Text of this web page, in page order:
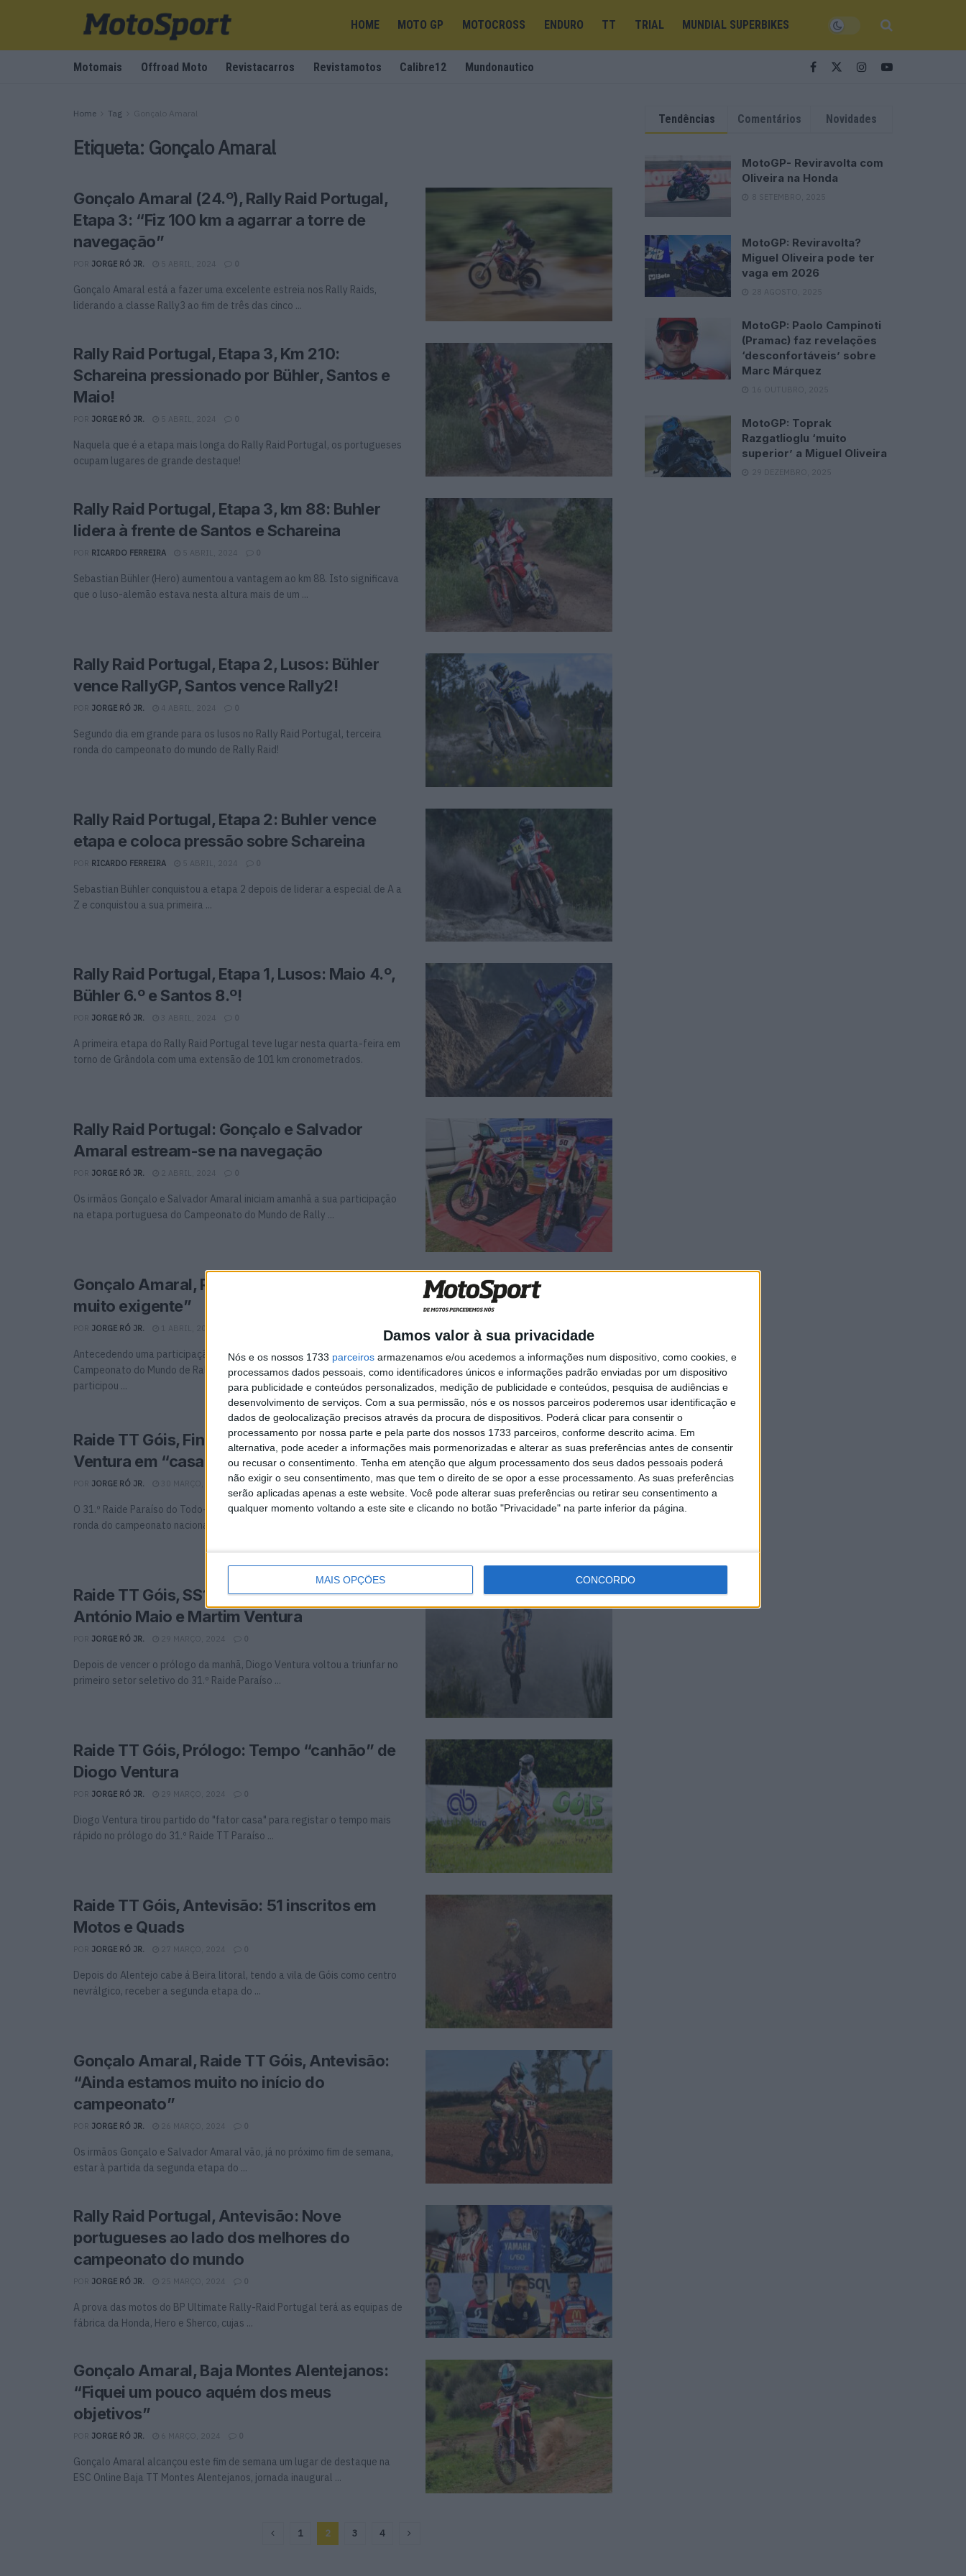
Damos valor à sua privacidade
Nós e os nossos 1733 parceiros armazenamos e/ou acedemos a informações num dispositivo, como cookies, e
processamos dados pessoais, como identificadores únicos e informações padrão enviadas por um dispositivo
para publicidade e conteúdos personalizados, medição de publicidade e conteúdos, pesquisa de audiências e
desenvolvimento de serviços. Com a sua permissão, nós e os nossos parceiros poderemos usar identificação e
dados de geolocalização precisos através da procura de dispositivos. Poderá clicar para consentir o
processamento por nossa parte e pela parte dos nossos 1733 parceiros, conforme descrito acima. Em
alternativa, pode aceder a informações mais pormenorizadas e alterar as suas preferências antes de consentir
ou recusar o consentimento. Tenha em atenção que algum processamento dos seus dados pessoais poderá
não exigir o seu consentimento, mas que tem o direito de se opor a esse processamento. As suas preferências
serão aplicadas apenas a este website. Você pode alterar suas preferências ou retirar seu consentimento a
qualquer momento voltando a este site e clicando no botão "Privacidade" na parte inferior da página.
MAIS OPÇÕES CONCORDO
HOME MOTO GP MOTOCROSS ENDURO TT TRIAL MUNDIAL SUPERBIKES
Motomais Offroad Moto Revistacarros Revistamotos Calibre12 Mundonautico
Home Tag Gonçalo Amaral
Etiqueta: Gonçalo Amaral
Gonçalo Amaral (24.º), Rally Raid Portugal,
Etapa 3: “Fiz 100 km a agarrar a torre de
navegação”
JORGE RÓ JR. 5 ABRIL, 2024 0
Gonçalo Amaral está a fazer uma excelente estreia nos Rally Raids,
liderando a classe Rally3 ao fim de três das cinco ...
Rally Raid Portugal, Etapa 3, Km 210:
Schareina pressionado por Bühler, Santos e
Maio!
JORGE RÓ JR. 5 ABRIL, 2024 0
Naquela que é a etapa mais longa do Rally Raid Portugal, os portugueses
ocupam lugares de grande destaque!
Rally Raid Portugal, Etapa 3, km 88: Buhler
lidera à frente de Santos e Schareina
RICARDO FERREIRA 5 ABRIL, 2024 0
Sebastian Bühler (Hero) aumentou a vantagem ao km 88. Isto significava
que o luso-alemão estava nesta altura mais de um ...
Rally Raid Portugal, Etapa 2, Lusos: Bühler
vence RallyGP, Santos vence Rally2!
JORGE RÓ JR. 4 ABRIL, 2024 0
Segundo dia em grande para os lusos no Rally Raid Portugal, terceira
ronda do campeonato do mundo de Rally Raid!
Rally Raid Portugal, Etapa 2: Buhler vence
etapa e coloca pressão sobre Schareina
RICARDO FERREIRA 5 ABRIL, 2024 0
Sebastian Bühler conquistou a etapa 2 depois de liderar a especial de A a
Z e conquistou a sua primeira ...
Rally Raid Portugal, Etapa 1, Lusos: Maio 4.º,
Bühler 6.º e Santos 8.º!
JORGE RÓ JR. 3 ABRIL, 2024 0
A primeira etapa do Rally Raid Portugal teve lugar nesta quarta-feira em
torno de Grândola com uma extensão de 101 km cronometrados.
Rally Raid Portugal: Gonçalo e Salvador
Amaral estream-se na navegação
JORGE RÓ JR. 2 ABRIL, 2024 0
Os irmãos Gonçalo e Salvador Amaral iniciam amanhã a sua participação
na etapa portuguesa do Campeonato do Mundo de Rally ...
Gonçalo Amaral, Raide TT Góis: “Foi mesmo
muito exigente”
JORGE RÓ JR. 1 ABRIL, 2024
Antecedendo uma participação muito especial na etapa portuguesa do
Campeonato do Mundo de Rally Raid, a equipa Wingmotor Honda
participou ...
Raide TT Góis, Final: Grande triunfo de Diogo
Ventura em “casa”
JORGE RÓ JR. 30 MARÇO, 2024 0
O 31.º Raide Paraíso do Todo-o-Terreno em Góis foi o palco da segunda
ronda do campeonato nacional de TT. Depois ...
Raide TT Góis, SS1: Diogo Ventura bate
António Maio e Martim Ventura
JORGE RÓ JR. 29 MARÇO, 2024 0
Depois de vencer o prólogo da manhã, Diogo Ventura voltou a triunfar no
primeiro setor seletivo do 31.º Raide Paraíso ...
Raide TT Góis, Prólogo: Tempo “canhão” de
Diogo Ventura
JORGE RÓ JR. 29 MARÇO, 2024 0
Diogo Ventura tirou partido do "fator casa" para registar o tempo mais
rápido no prólogo do 31.º Raide TT Paraíso ...
Raide TT Góis, Antevisão: 51 inscritos em
Motos e Quads
JORGE RÓ JR. 27 MARÇO, 2024 0
Depois do Alentejo cabe á Beira litoral, tendo a vila de Góis como centro
nevrálgico, receber a segunda etapa do ...
Gonçalo Amaral, Raide TT Góis, Antevisão:
“Ainda estamos muito no início do
campeonato”
JORGE RÓ JR. 26 MARÇO, 2024 0
Os irmãos Gonçalo e Salvador Amaral vão, já no próximo fim de semana,
estar à partida da segunda etapa do ...
Rally Raid Portugal, Antevisão: Nove
portugueses ao lado dos melhores do
campeonato do mundo
JORGE RÓ JR. 25 MARÇO, 2024 0
A prova das motos do BP Ultimate Rally-Raid Portugal terá as equipas de
fábrica da Honda, Hero e Sherco, cujas ...
Gonçalo Amaral, Baja Montes Alentejanos:
“Fiquei um pouco aquém dos meus
objetivos”
JORGE RÓ JR. 6 MARÇO, 2024 0
Gonçalo Amaral alcançou este fim de semana um lugar de destaque na
ESC Online Baja TT Montes Alentejanos, jornada inaugural ...
1 2 3 4
Tendências Comentários Novidades
MotoGP- Reviravolta com
Oliveira na Honda
8 SETEMBRO, 2025
MotoGP: Reviravolta?
Miguel Oliveira pode ter
vaga em 2026
28 AGOSTO, 2025
MotoGP: Paolo Campinoti
(Pramac) faz revelações
‘desconfortáveis’ sobre
Marc Márquez
16 OUTUBRO, 2025
MotoGP: Toprak
Razgatlioglu ‘muito
superior’ a Miguel Oliveira